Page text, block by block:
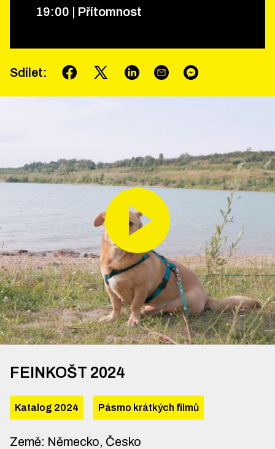
19:00 Přítomnost
Sdílet:
FEINKOŠT 2024
Katalog 2024 Pásmo krátkých filmů
Země: Německo, Česko